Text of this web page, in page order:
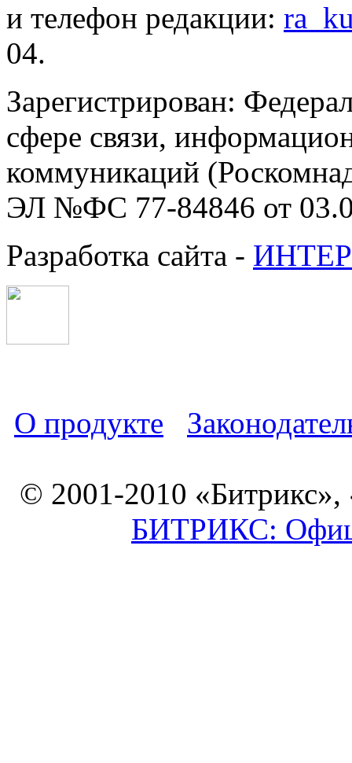
и телефон редакции:
04.
Зарегистрирован:
сфере связи,
коммуникаций
ЭЛ №ФС 77-84846 от
Разработка сайта -
О продукте
© 2001-2010 «Битрикс»,
БИТРИКС: